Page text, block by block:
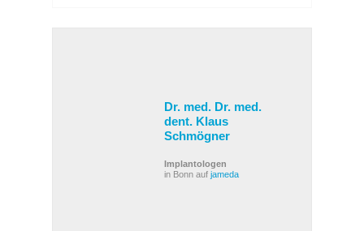
Dr. med. Dr. med.
dent. Klaus
Schmögner
Implantologen
in Bonn auf jameda